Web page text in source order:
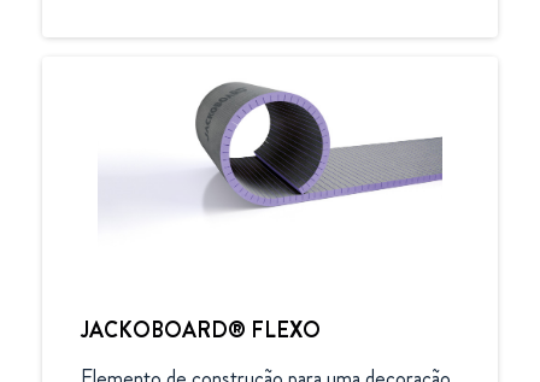
JACKOBOARD® FLEXO